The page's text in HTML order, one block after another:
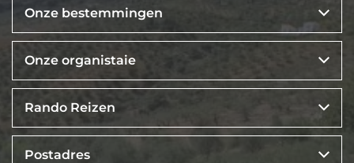
Onze bestemmingen
Onze organistaie
Rando Reizen
Postadres